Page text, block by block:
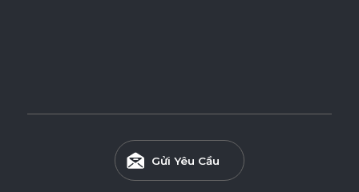
Gửi Yêu Cầu